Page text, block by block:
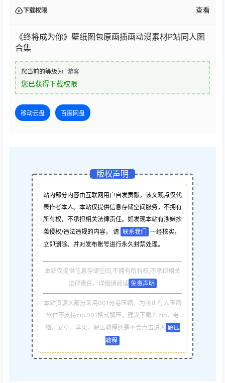
下载权限 查看
《终将成为你》壁纸图包原画插画动漫素材P站同人图
合集
您当前的等级为 游客
您已获得下载权限
移动云盘 百度网盘
版权声明
站内部分内容由互联网用户自发贡献，该文观点仅代
表作者本人。本站仅提供信息存储空间服务，不拥有
所有权，不承担相关法律责任。如发现本站有涉嫌抄
袭侵权/违法违规的内容， 请 联系我们
一经核实，
立即删除。并对发布账号进行永久封禁处理。
本站仅提供信息存储空间,不拥有所有权,不承担相关
法律责任。详细请阅读 免责声明
本站资源大部分采用001分卷压缩，为防止有人压缩
软件不支持zip.001格式解压，建议下载7-zip，电
脑，安卓，苹果，解压教程还是不会点击进入 解压
教程